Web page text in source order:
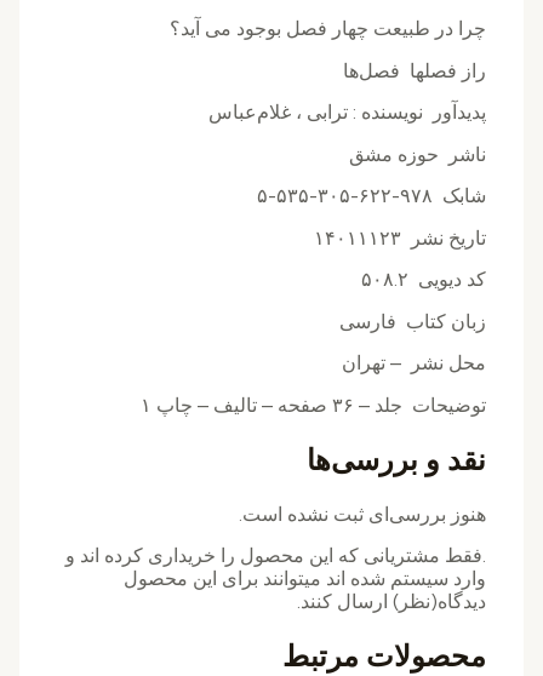
چرا در طبیعت چهار فصل بوجود می آید؟
راز فصلها فصل‌ها
پدیدآور نويسنده : ترابی ، غلام‌عباس
ناشر حوزه مشق
شابک ۹۷۸-۶۲۲-۳۰۵-۵۳۵-۵
تاریخ نشر ۱۴۰۱۱۱۲۳
کد دیویی ۵۰۸.۲
زبان کتاب فارسی
محل نشر – تهران
توضیحات جلد – ۳۶ صفحه – تالیف – چاپ ۱
نقد و بررسی‌ها
هنوز بررسی‌ای ثبت نشده است.
.فقط مشتریانی که این محصول را خریداری کرده اند و
وارد سیستم شده اند میتوانند برای این محصول
دیدگاه(نظر) ارسال کنند.
محصولات مرتبط